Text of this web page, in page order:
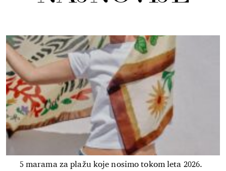
5 marama za plažu koje nosimo tokom leta 2026.